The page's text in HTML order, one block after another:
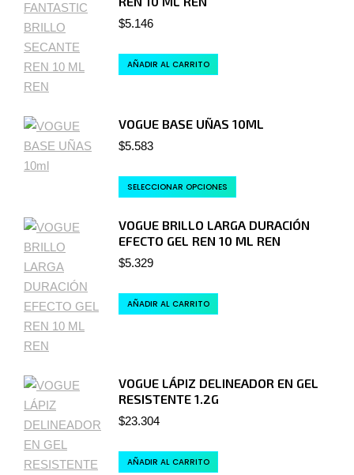
$5.146
AÑADIR AL CARRITO
VOGUE BASE UÑAS 10ML
$5.583
SELECCIONAR OPCIONES
VOGUE BRILLO LARGA DURACIÓN
EFECTO GEL REN 10 ML REN
$5.329
AÑADIR AL CARRITO
VOGUE LÁPIZ DELINEADOR EN GEL
RESISTENTE 1.2G
$23.304
AÑADIR AL CARRITO